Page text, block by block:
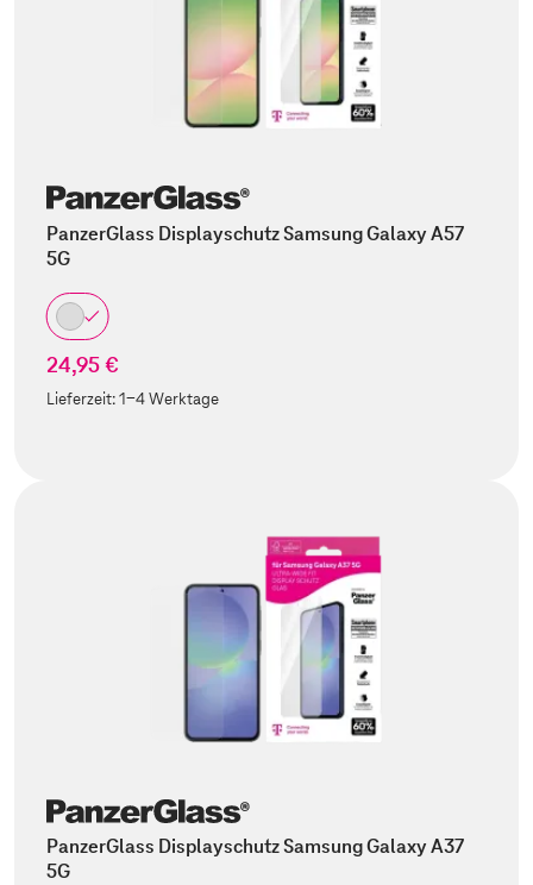
PanzerGlass Displayschutz Samsung Galaxy A57
5G
24,95 €
Lieferzeit:1-4 Werktage
PanzerGlass Displayschutz Samsung Galaxy A37
5G